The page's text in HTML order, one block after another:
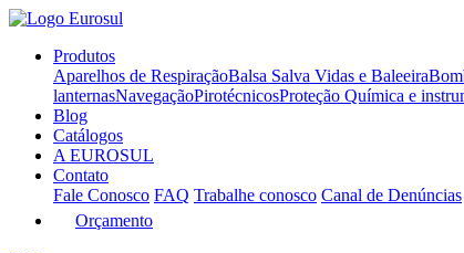
Produtos
Aparelhos de RespiraçãoBalsa Salva Vidas e Baleeira
lanternasNavegaçãoPirotécnicosProteção Química e
Blog
Catálogos
A EUROSUL
Contato
Fale Conosco FAQ Trabalhe conosco Canal de Denúncias
Orçamento